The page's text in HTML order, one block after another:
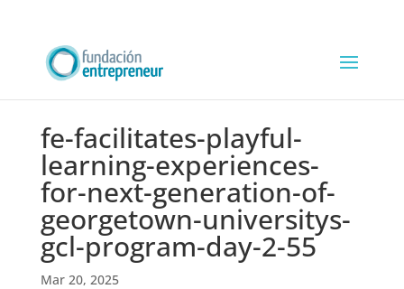
fe-facilitates-playful-
learning-experiences-
for-next-generation-of-
georgetown-universitys-
gcl-program-day-2-55
Mar 20, 2025